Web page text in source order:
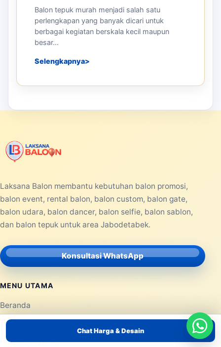
Balon tepuk murah menjadi salah satu
perlengkapan yang banyak dicari untuk
berbagai kegiatan berskala kecil maupun
besar...
Selengkapnya
Chat Harga & Desain
Laksana Balon membantu kebutuhan balon promosi,
balon event, rental balon, balon custom, balon gate,
balon udara, balon dancer, balon selfie, balon sablon,
dan balon tepuk untuk area Jabodetabek.
Konsultasi WhatsApp
MENU UTAMA
Beranda
Tentang Kami
Produk/Layanan